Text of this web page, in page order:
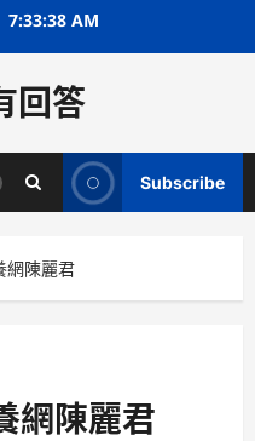
7:33:39 AM
回答
Subscribe
網陳麗君
網陳麗君